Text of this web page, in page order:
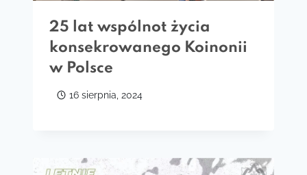
25 lat wspólnot życia
konsekrowanego Koinonii
w Polsce
16 sierpnia, 2024